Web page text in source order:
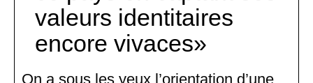
valeurs identitaires
encore vivaces
On a sous les yeux l’orientation d’une